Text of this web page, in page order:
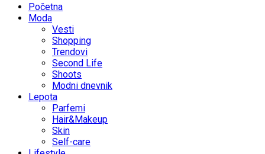
Početna
Moda
Vesti
Shopping
Trendovi
Second Life
Shoots
Modni dnevnik
Lepota
Parfemi
Hair&Makeup
Skin
Self-care